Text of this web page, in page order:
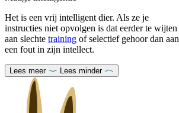
Het is een vrij intelligent dier. Als ze je
instructies niet opvolgen is dat eerder te wijten
aan slechte training of selectief gehoor dan aan
een fout in zijn intellect.
Lees meer Lees minder